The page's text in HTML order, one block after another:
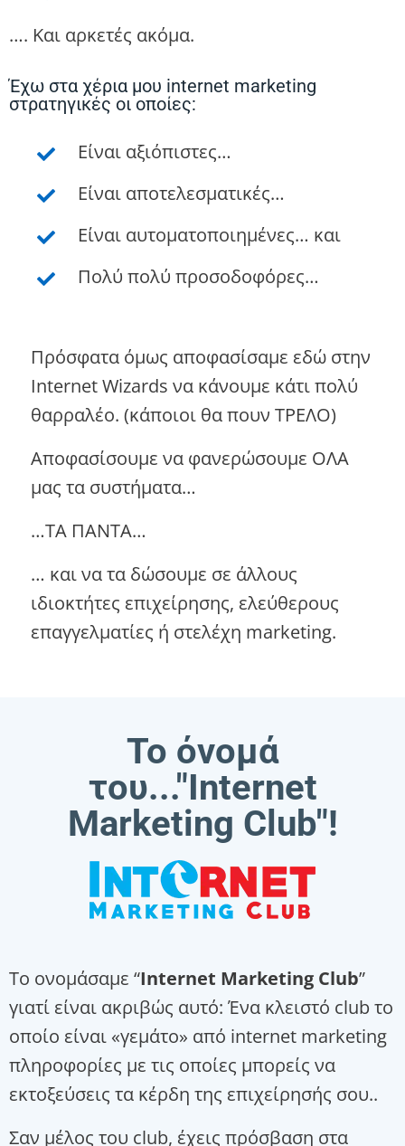
…. Και αρκετές ακόμα.
Έχω στα χέρια μου internet marketing
στρατηγικές οι οποίες:
Είναι αξιόπιστες…
Είναι αποτελεσματικές…
Είναι αυτοματοποιημένες… και
Πολύ πολύ προσοδοφόρες…
Πρόσφατα όμως αποφασίσαμε εδώ στην
Internet Wizards να κάνουμε κάτι πολύ
θαρραλέο. (κάποιοι θα πουν ΤΡΕΛΟ)
Αποφασίσουμε να φανερώσουμε ΟΛΑ
μας τα συστήματα…
…ΤΑ ΠΑΝΤΑ…
… και να τα δώσουμε σε άλλους
ιδιοκτήτες επιχείρησης, ελεύθερους
επαγγελματίες ή στελέχη marketing.
Το όνομά
του..."Internet
Marketing Club"!
Το ονομάσαμε “Internet Marketing Club”
γιατί είναι ακριβώς αυτό: Ένα κλειστό club το
οποίο είναι «γεμάτο» από internet marketing
πληροφορίες με τις οποίες μπορείς να
εκτοξεύσεις τα κέρδη της επιχείρησής σου..
Σαν μέλος του club, έχεις πρόσβαση στα